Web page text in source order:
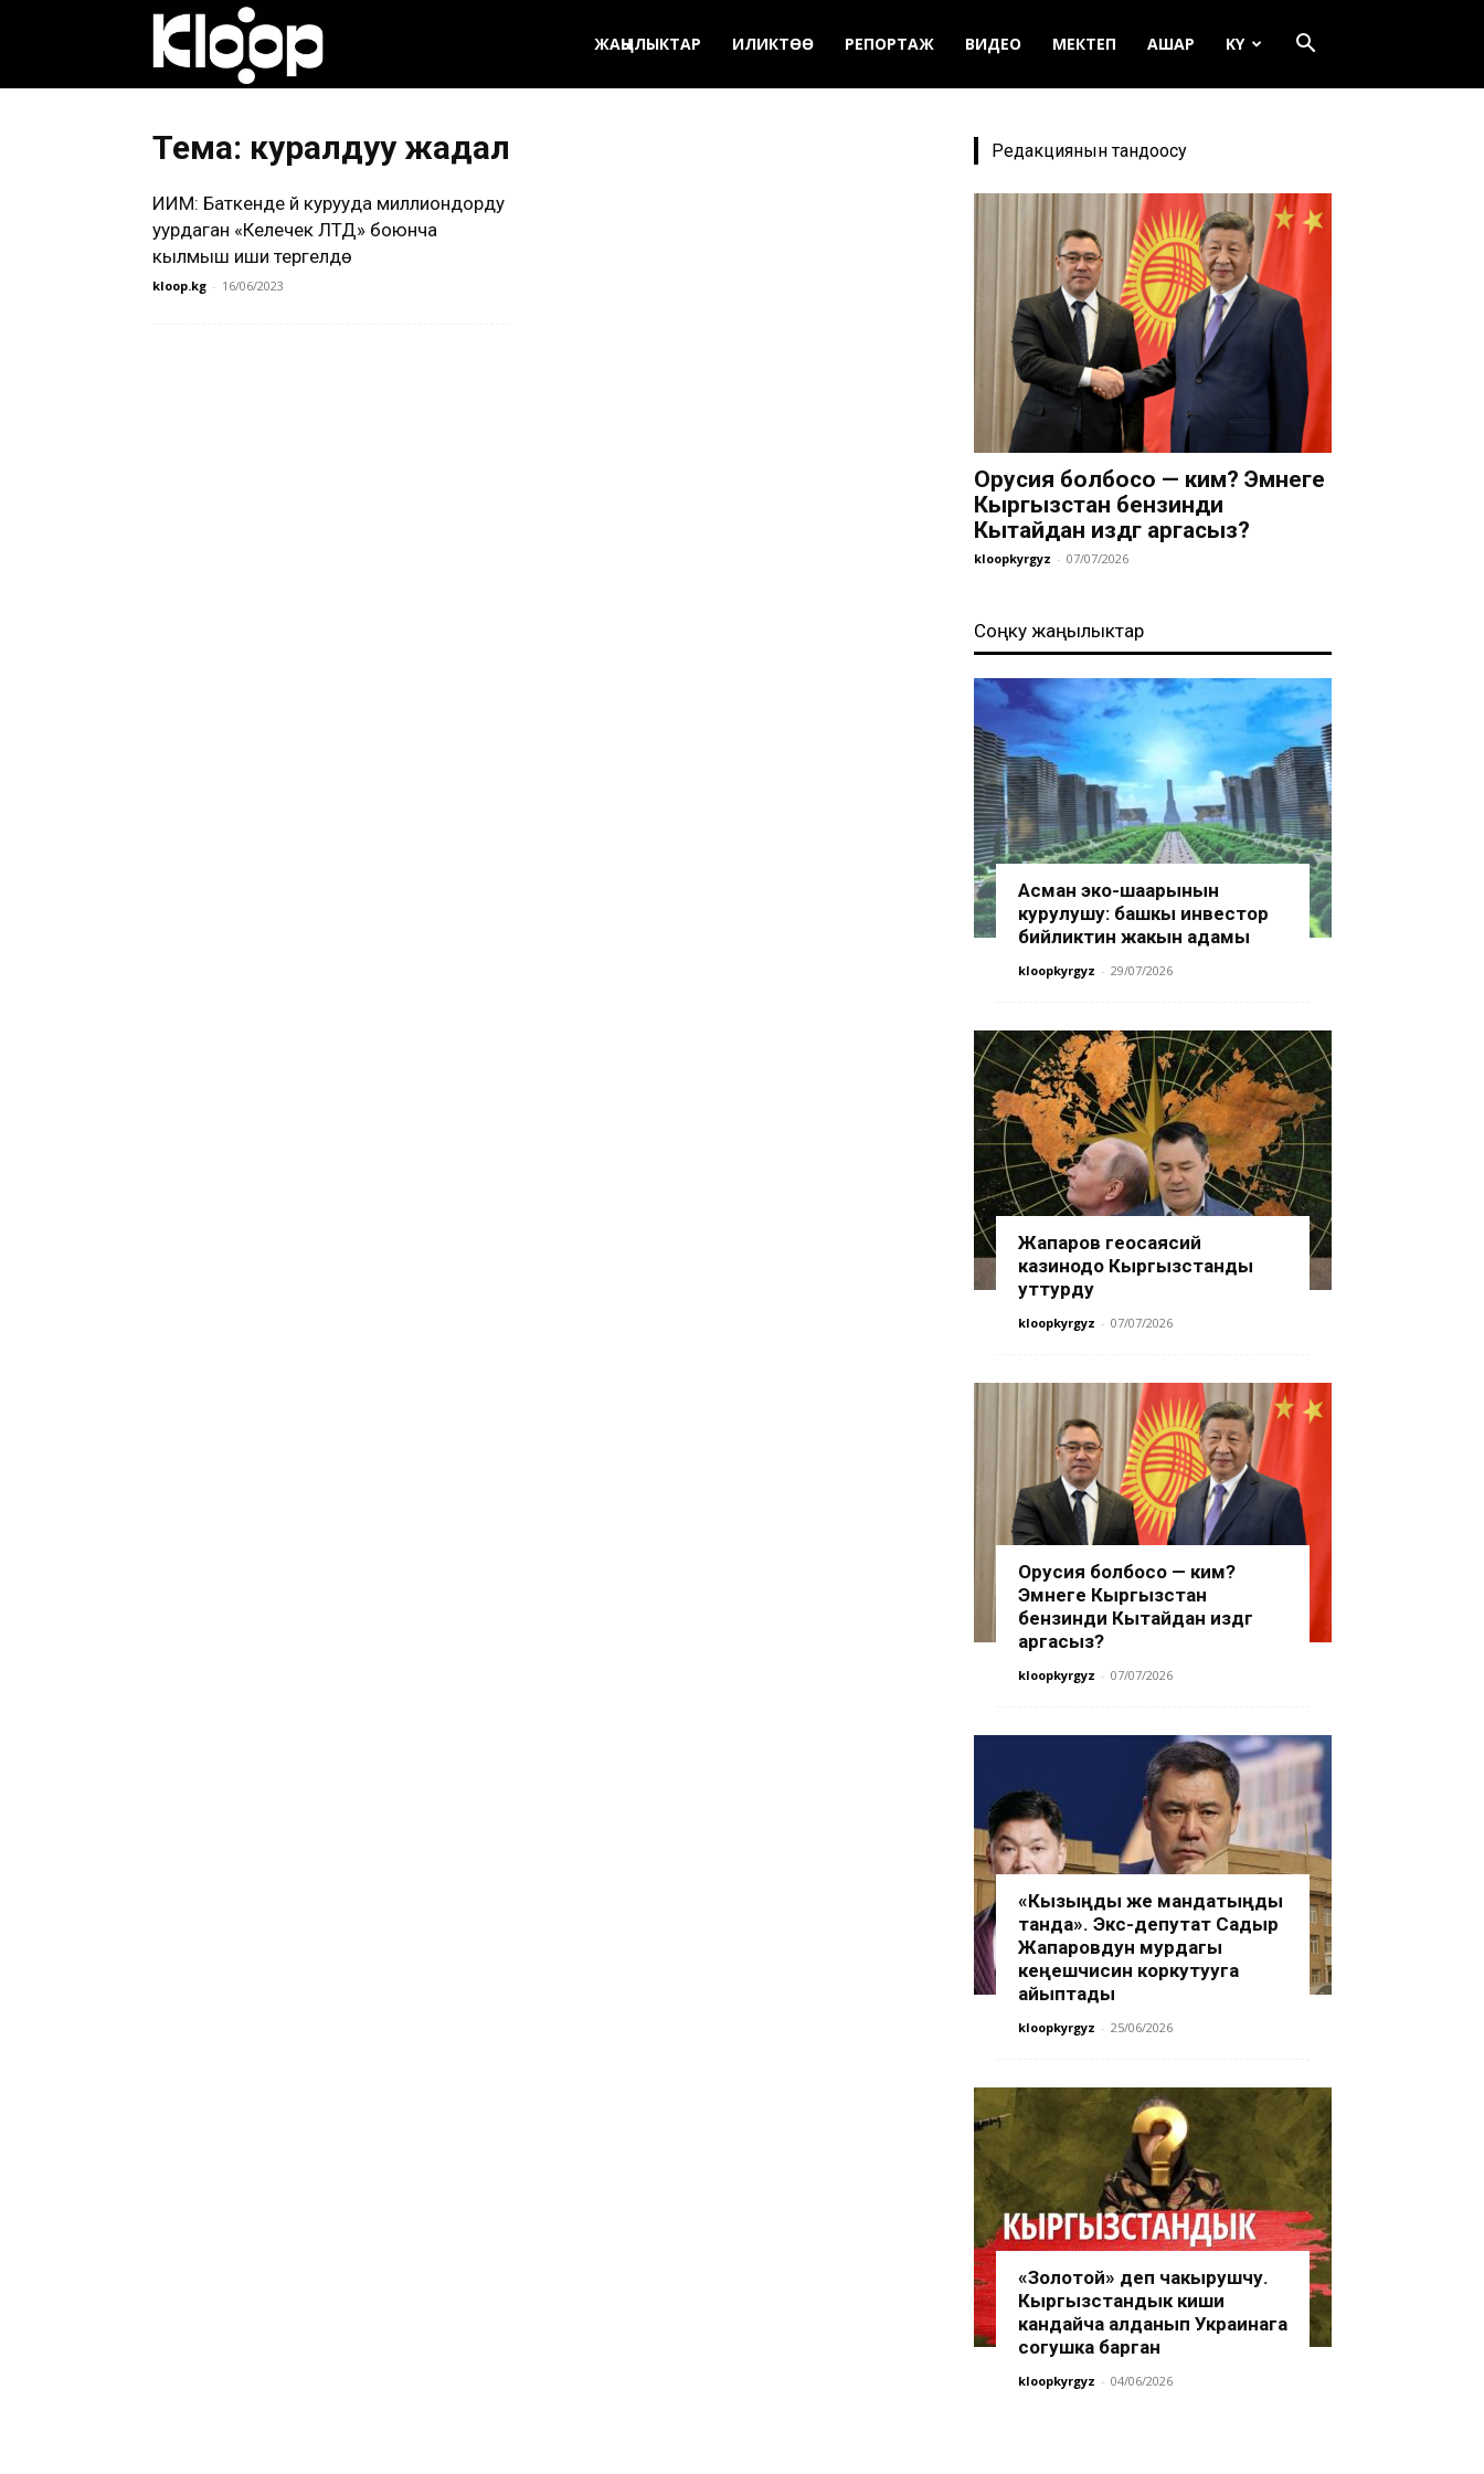
|
ЖАҢЫЛЫКТАР ИЛИКТӨӨ РЕПОРТАЖ ВИДЕО МЕКТЕП АШАР KY
Тема: куралдуу жаңдал
ИИМ: Баткенде үй курууда миллиондорду
уурдаган «Келечек ЛТД» боюнча
кылмыш иши тергелүүдө
kloop.kg - 16/06/2023
Редакциянын тандоосу
Орусия болбосо — ким? Эмнеге
Кыргызстан бензинди
Кытайдан издөөгө аргасыз?
kloopkyrgyz - 07/07/2026
Соңку жаңылыктар
Асман эко-шаарынын
курулушу: башкы инвестор
бийликтин жакын адамы
kloopkyrgyz - 29/07/2026
Жапаров геосаясий
казинодо Кыргызстанды
уттурду
kloopkyrgyz - 07/07/2026
Орусия болбосо — ким?
Эмнеге Кыргызстан
бензинди Кытайдан издөөгө
аргасыз?
kloopkyrgyz - 07/07/2026
«Кызыңды же мандатыңды
танда». Экс-депутат Садыр
Жапаровдун мурдагы
кеңешчисин коркутууга
айыптады
kloopkyrgyz - 25/06/2026
«Золотой» деп чакырушчу.
Кыргызстандык киши
кандайча алданып Украинага
согушка барган
kloopkyrgyz - 04/06/2026